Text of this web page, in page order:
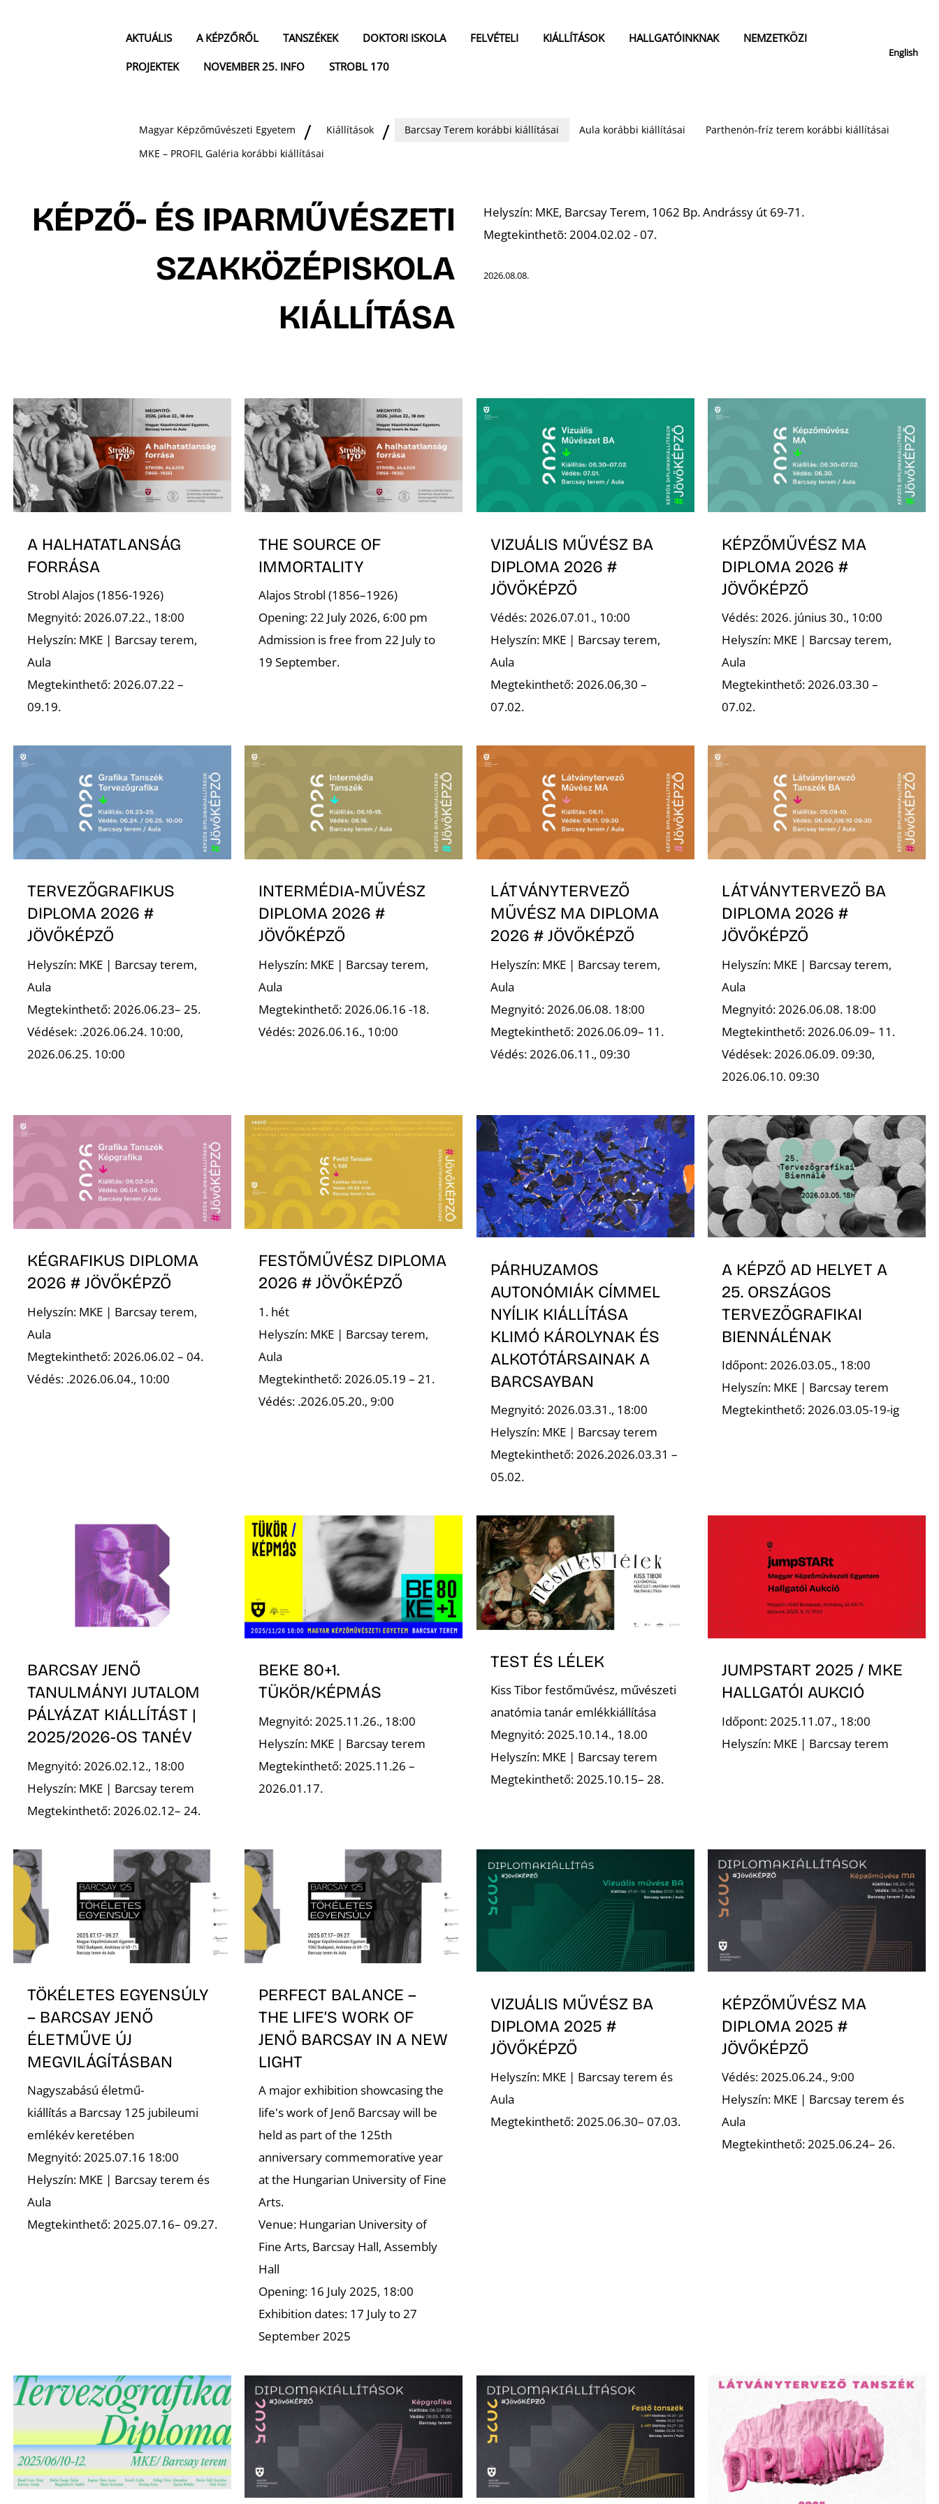
AKTUÁLIS A KÉPZŐRŐL TANSZÉKEK DOKTORI ISKOLA FELVÉTELI KIÁLLÍTÁSOK HALLGATÓINKNAK
NEMZETKÖZI
PROJEKTEK
NOVEMBER 25. INFO STROBL 170
English
Magyar Képzőművészeti Egyetem Kiállítások Barcsay Terem korábbi kiállításai Aula korábbi kiállításai
Parthenón-fríz terem korábbi kiállításai
MKE – PROFIL Galéria korábbi kiállításai
KÉPZŐ- ÉS IPARMŰVÉSZETI
SZAKKÖZÉPISKOLA
KIÁLLÍTÁSA
Helyszín: MKE, Barcsay Terem, 1062 Bp. Andrássy út 69-71.
Megtekinthetõ: 2004.02.02 - 07.
2026.08.08.
A HALHATATLANSÁG
FORRÁSA
Strobl Alajos (1856-1926)
Megnyitó: 2026.07.22., 18:00
Helyszín: MKE | Barcsay terem,
Aula
Megtekinthető: 2026.07.22 –
09.19.
THE SOURCE OF
IMMORTALITY
Alajos Strobl (1856–1926)
Opening: 22 July 2026, 6:00 pm
Admission is free from 22 July to
19 September.
VIZUÁLIS MŰVÉSZ BA
DIPLOMA 2026 #
JÖVŐKÉPZŐ
Védés: 2026.07.01., 10:00
Helyszín: MKE | Barcsay terem,
Aula
Megtekinthető: 2026.06,30 –
07.02.
KÉPZŐMŰVÉSZ MA
DIPLOMA 2026 #
JÖVŐKÉPZŐ
Védés: 2026. június 30., 10:00
Helyszín: MKE | Barcsay terem,
Aula
Megtekinthető: 2026.03.30 –
07.02.
TERVEZŐGRAFIKUS
DIPLOMA 2026 #
JÖVŐKÉPZŐ
Helyszín: MKE | Barcsay terem,
Aula
Megtekinthető: 2026.06.23– 25.
Védések: .2026.06.24. 10:00,
2026.06.25. 10:00
INTERMÉDIA-MŰVÉSZ
DIPLOMA 2026 #
JÖVŐKÉPZŐ
Helyszín: MKE | Barcsay terem,
Aula
Megtekinthető: 2026.06.16 -18.
Védés: 2026.06.16., 10:00
LÁTVÁNYTERVEZŐ
MŰVÉSZ MA DIPLOMA
2026 # JÖVŐKÉPZŐ
Helyszín: MKE | Barcsay terem,
Aula
Megnyitó: 2026.06.08. 18:00
Megtekinthető: 2026.06.09– 11.
Védés: 2026.06.11., 09:30
LÁTVÁNYTERVEZŐ BA
DIPLOMA 2026 #
JÖVŐKÉPZŐ
Helyszín: MKE | Barcsay terem,
Aula
Megnyitó: 2026.06.08. 18:00
Megtekinthető: 2026.06.09– 11.
Védések: 2026.06.09. 09:30,
2026.06.10. 09:30
KÉGRAFIKUS DIPLOMA
2026 # JÖVŐKÉPZŐ
Helyszín: MKE | Barcsay terem,
Aula
Megtekinthető: 2026.06.02 – 04.
Védés: .2026.06.04., 10:00
FESTŐMŰVÉSZ DIPLOMA
2026 # JÖVŐKÉPZŐ
1. hét
Helyszín: MKE | Barcsay terem,
Aula
Megtekinthető: 2026.05.19 – 21.
Védés: .2026.05.20., 9:00
PÁRHUZAMOS
AUTONÓMIÁK CÍMMEL
NYÍLIK KIÁLLÍTÁSA
KLIMÓ KÁROLYNAK ÉS
ALKOTÓTÁRSAINAK A
BARCSAYBAN
Megnyitó: 2026.03.31., 18:00
Helyszín: MKE | Barcsay terem
Megtekinthető: 2026.2026.03.31 –
05.02.
A KÉPZŐ AD HELYET A
25. ORSZÁGOS
TERVEZŐGRAFIKAI
BIENNÁLÉNAK
Időpont: 2026.03.05., 18:00
Helyszín: MKE | Barcsay terem
Megtekinthető: 2026.03.05-19-ig
BARCSAY JENŐ
TANULMÁNYI JUTALOM
PÁLYÁZAT KIÁLLÍTÁST |
2025/2026-OS TANÉV
Megnyitó: 2026.02.12., 18:00
Helyszín: MKE | Barcsay terem
Megtekinthető: 2026.02.12– 24.
BEKE 80+1.
TÜKÖR/KÉPMÁS
Megnyitó: 2025.11.26., 18:00
Helyszín: MKE | Barcsay terem
Megtekinthető: 2025.11.26 –
2026.01.17.
TEST ÉS LÉLEK
Kiss Tibor festőművész, művészeti
anatómia tanár emlékkiállítása
Megnyitó: 2025.10.14., 18.00
Helyszín: MKE | Barcsay terem
Megtekinthető: 2025.10.15– 28.
JUMPSTART 2025 / MKE
HALLGATÓI AUKCIÓ
Időpont: 2025.11.07., 18:00
Helyszín: MKE | Barcsay terem
TÖKÉLETES EGYENSÚLY
– BARCSAY JENŐ
ÉLETMŰVE ÚJ
MEGVILÁGÍTÁSBAN
Nagyszabású életmű-
kiállítás a Barcsay 125 jubileumi
emlékév keretében
Megnyitó: 2025.07.16 18:00
Helyszín: MKE | Barcsay terem és
Aula
Megtekinthető: 2025.07.16– 09.27.
PERFECT BALANCE –
THE LIFE’S WORK OF
JENŐ BARCSAY IN A NEW
LIGHT
A major exhibition showcasing the
life's work of Jenő Barcsay will be
held as part of the 125th
anniversary commemorative year
at the Hungarian University of Fine
Arts.
Venue: Hungarian University of
Fine Arts, Barcsay Hall, Assembly
Hall
Opening: 16 July 2025, 18:00
Exhibition dates: 17 July to 27
September 2025
VIZUÁLIS MŰVÉSZ BA
DIPLOMA 2025 #
JÖVŐKÉPZŐ
Helyszín: MKE | Barcsay terem és
Aula
Megtekinthető: 2025.06.30– 07.03.
KÉPZŐMŰVÉSZ MA
DIPLOMA 2025 #
JÖVŐKÉPZŐ
Védés: 2025.06.24., 9:00
Helyszín: MKE | Barcsay terem és
Aula
Megtekinthető: 2025.06.24– 26.